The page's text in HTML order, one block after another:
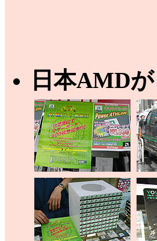
日本AMD